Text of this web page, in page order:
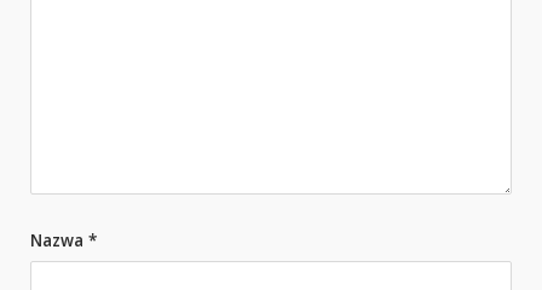
Nazwa *